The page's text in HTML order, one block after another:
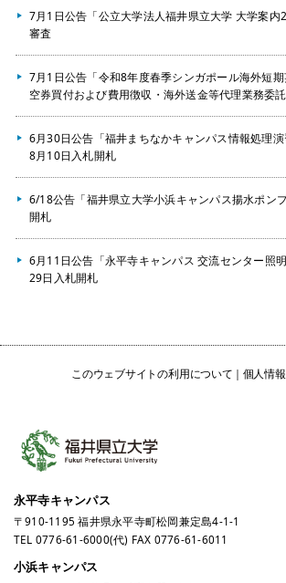
7月1日公告「公立大学法人福井県立大学 大学案内
審査
7月1日公告「令和8年度春季シンガポール海外短
空券買付および費用徴収・海外送金等代理業務委
6月30日公告「福井まちなかキャンパス情報処理
8月10日入札開札
6/18公告「福井県立大学小浜キャンパス揚水ポン
開札
6月11日公告「永平寺キャンパス 交流センター照
29日入札開札
このウェブサイトの利用について 個人情
永平寺キャンパス
〒910-1195 福井県永平寺町松岡兼定島4-1-1
TEL 0776-61-6000(代) FAX 0776-61-6011
小浜キャンパス